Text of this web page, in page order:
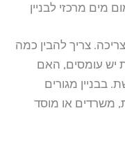
מים מרכזי לבניין
צריך להבין כמה
יש עומסים, האם
בבניין מגורים
משרדים או מוסד